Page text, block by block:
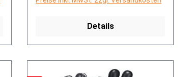
Details